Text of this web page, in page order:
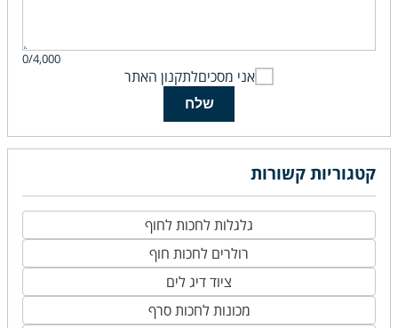
0/4,000
אני מסכיםלתקנון האתר
שלח
קטגוריות קשורות
גלגלות לחכות לחוף
רולרים לחכות חוף
ציוד דיג לים
מכונות לחכות סרף